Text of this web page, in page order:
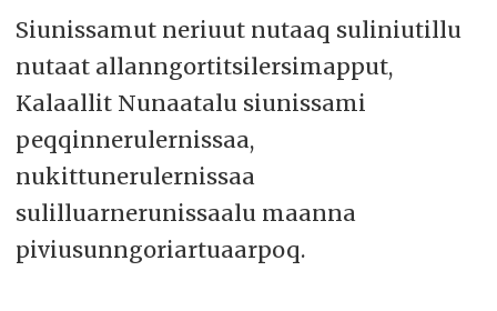
Siunissamut neriuut nutaaq suliniutillu
nutaat allanngortitsilersimapput,
Kalaallit Nunaatalu siunissami
peqqinnerulernissaa,
nukittunerulernissaa
sulilluarnerunissaalu maanna
piviusunngoriartuaarpoq.